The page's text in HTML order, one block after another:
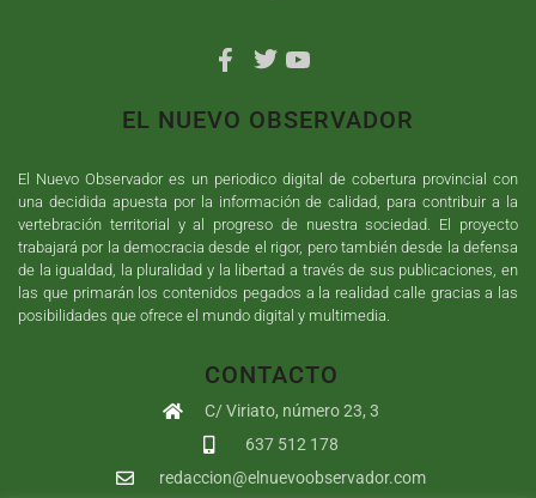
EL NUEVO OBSERVADOR
El Nuevo Observador es un periodico digital de cobertura provincial con
una decidida apuesta por la información de calidad, para contribuir a la
vertebración territorial y al progreso de nuestra sociedad. El proyecto
trabajará por la democracia desde el rigor, pero también desde la defensa
de la igualdad, la pluralidad y la libertad a través de sus publicaciones, en
las que primarán los contenidos pegados a la realidad calle gracias a las
posibilidades que ofrece el mundo digital y multimedia.
CONTACTO
C/ Viriato, número 23, 3
637 512 178
redaccion@elnuevoobservador.com